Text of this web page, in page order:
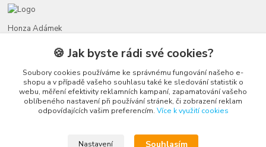
Honza Adámek
(Po-Ne, 9-21 hod.)
honza@autahracky.cz
🍪 Jak byste rádi své cookies?
Soubory cookies používáme ke správnému fungování našeho e-
shopu a v případě vašeho souhlasu také ke sledování statistik o
webu, měření efektivity reklamních kampaní, zapamatování vašeho
oblíbeného nastavení při používání stránek, či zobrazení reklam
odpovídajících vašim preferencím. Více k využití cookies
Nastavení Souhlasím